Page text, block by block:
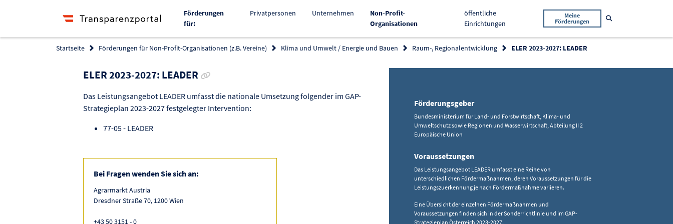
Förderungen
für:
Privatpersonen Unternehmen
Non-Profit-
OrganisationenAktiv
öffentliche
Einrichtungen
Meine
Förderungen
Startseite Förderungen für Non-Profit-Organisationen (z.B. Vereine) Klima und Umwelt / Energie und Bauen Raum-, Regionalentwicklung ELER 2023-2027: LEADER
ELER 2023-2027: LEADER Link zur Förderung kopieren
Das Leistungsangebot LEADER umfasst die nationale Umsetzung folgender im GAP-
Strategieplan 2023-2027 festgelegter Intervention:
77-05 - LEADER
Bei Fragen wenden Sie sich an:
Agrarmarkt Austria
Dresdner Straße 70, 1200 Wien
+43 50 3151 - 0
Förderungsgeber
Bundesministerium für Land- und Forstwirtschaft, Klima- und
Umweltschutz sowie Regionen und Wasserwirtschaft, Abteilung II 2
Europäische Union
Voraussetzungen
Das Leistungsangebot LEADER umfasst eine Reihe von
unterschiedlichen Fördermaßnahmen, deren Voraussetzungen für die
Leistungszuerkennung je nach Fördermaßnahme variieren.
Eine Übersicht der einzelnen Fördermaßnahmen und
Voraussetzungen finden sich in der Sonderrichtlinie und im GAP-
Strategieplan Österreich 2023-2027.